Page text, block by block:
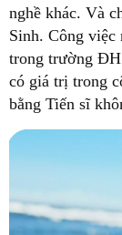
nghề khác. Và
Sinh. Công việc
trong trường
có giá trị trong
bằng Tiến sĩ